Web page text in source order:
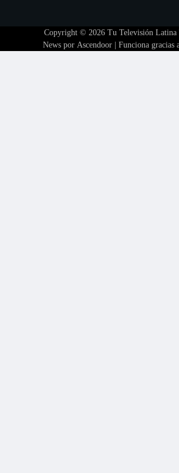
Copyright © 2026 Tu Televisión Latina
News por Ascendoor | Funciona gracias